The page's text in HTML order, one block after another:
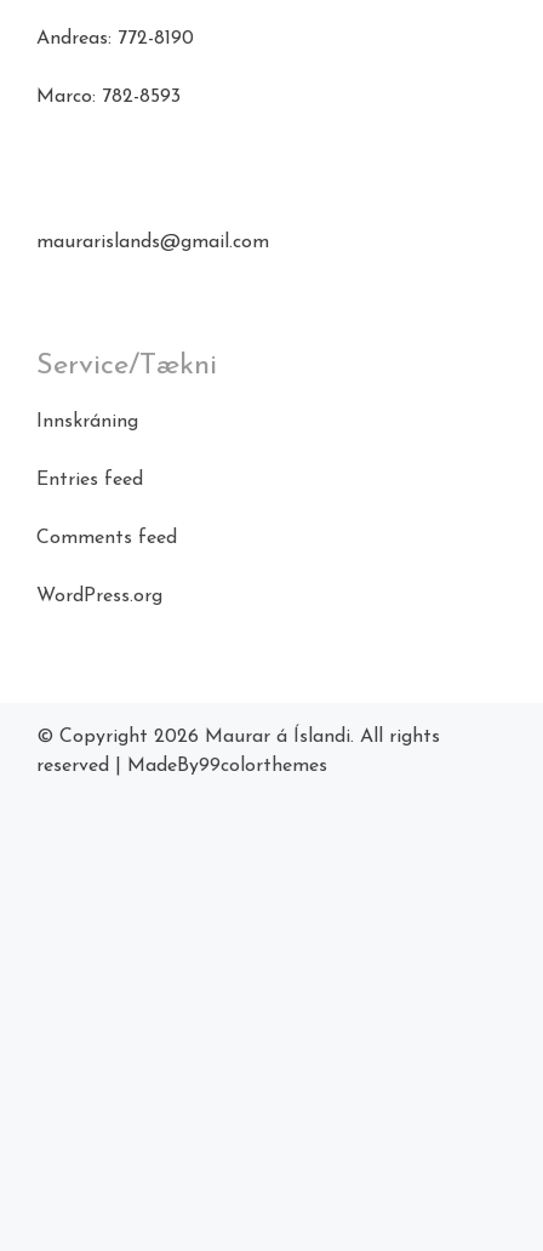
Andreas: 772-8190
Marco: 782-8593
maurarislands@gmail.com
Service/Tækni
Innskráning
Entries feed
Comments feed
WordPress.org
© Copyright 2026 Maurar á Íslandi. All rights
reserved
MadeBy99colorthemes